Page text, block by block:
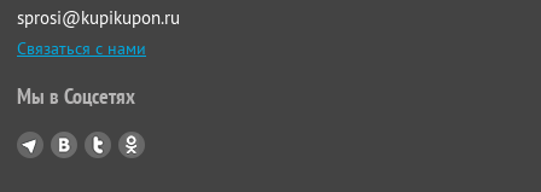
sprosi@kupikupon.ru
Связаться с нами
Мы в Соцсетях